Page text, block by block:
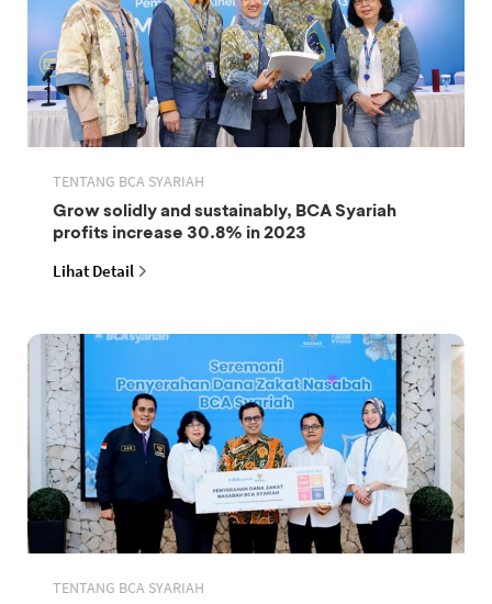
TENTANG BCA SYARIAH
Grow solidly and sustainably, BCA Syariah
profits increase 30.8% in 2023
Lihat Detail
TENTANG BCA SYARIAH